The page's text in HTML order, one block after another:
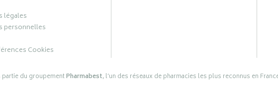
légales
personnelles
Cookies
du groupementPharmabest, l’un des réseaux de pharmacies les plus reconnus en